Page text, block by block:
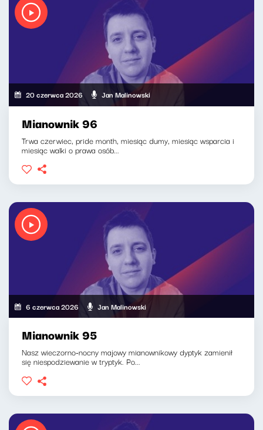
20 czerwca 2026 Jan Malinowski
Mianownik 96
Trwa czerwiec, pride month, miesiąc dumy, miesiąc wsparcia i
miesiąc walki o prawa osób...
6 czerwca 2026 Jan Malinowski
Mianownik 95
Nasz wieczorno-nocny majowy mianownikowy dyptyk zamienił
się niespodziewanie w tryptyk. Po...